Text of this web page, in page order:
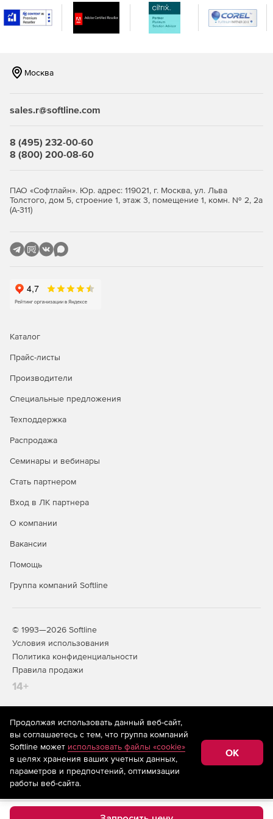
генерация отчетов.
Версии Zoho ManageEngine NetFlow Analyzer:
Professional Plus – редакция для малого и среднего
Москва
sales.r@softline.com
8 (495) 232-00-60
8 (800) 200-08-60
ПАО «Софтлайн». Юр. адрес: 119021, г. Москва, ул. Льва
Толстого, дом 5, строение 1, этаж 3, помещение 1, комн. № 2, 2а
(А-311)
Каталог
Прайс-листы
Производители
Специальные предложения
Техподдержка
Распродажа
Семинары и вебинары
Стать партнером
Вход в ЛК партнера
О компании
Вакансии
Помощь
Группа компаний Softline
© 1993—2026 Softline
Условия использования
Политика конфиденциальности
Правила продажи
14+
На информационном ресурсе store.softline.ru применяются
рекомендательные технологии(информационные технологии
предоставления информации на основе сбора,
систематизации и анализа сведений, относящихся к
предпочтениям пользователей сети «Интернет»,
находящихся на территории Российской Федерации)
Продолжая использовать данный веб-сайт,
вы соглашаетесь с тем, что группа компаний
Softline может использовать файлы «cookie»
в целях хранения ваших учетных данных,
параметров и предпочтений, оптимизации
работы веб-сайта.
OK